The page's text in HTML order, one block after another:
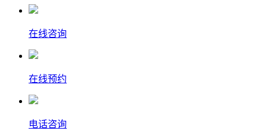
在线咨询
在线预约
电话咨询